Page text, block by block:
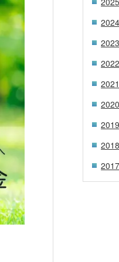
2024
2023
2022
2021
2020
2019
2018
2017